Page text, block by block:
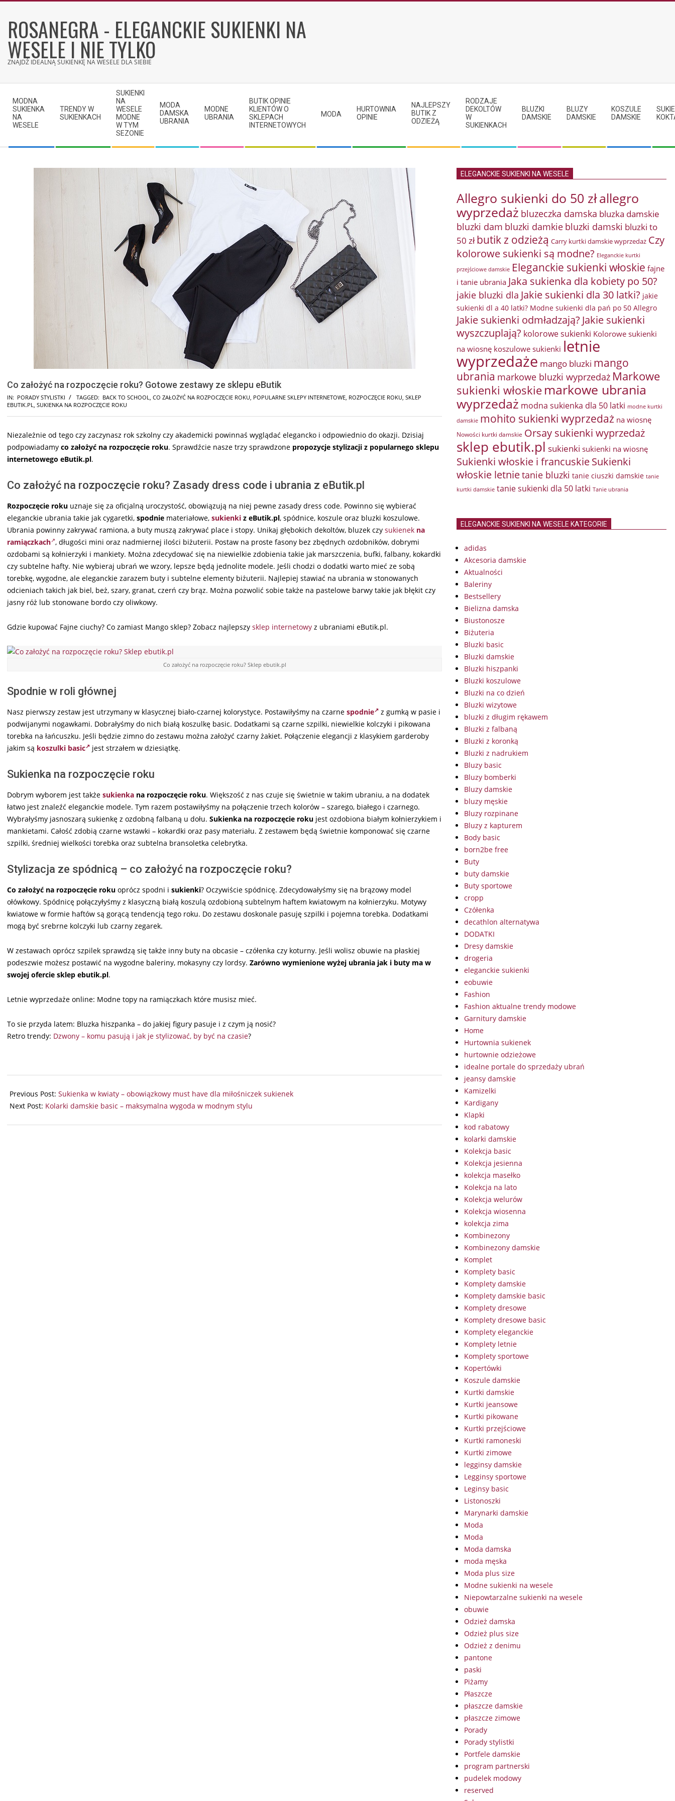
contentROSANEGRA - ELEGANCKIE SUKIENKI NA
WESELE I NIE TYLKO
ZNAJDŹ IDEALNĄ SUKIENKĘ NA WESELE DLA SIEBIE
Navigation
Menu
MODNA
SUKIENKA
NA
WESELE
TRENDY W
SUKIENKACH
SUKIENKI
NA
WESELE
MODNE
W TYM
SEZONIE
MODA
DAMSKA
UBRANIA
MODNE
UBRANIA
BUTIK OPINIE
KLIENTÓW O
SKLEPACH
INTERNETOWYCH
MODA
HURTOWNIA
OPINIE
NAJLEPSZY
BUTIK Z
ODZIEŻĄ
RODZAJE
DEKOLTÓW
W
SUKIENKACH
BLUZKI
DAMSKIE
BLUZY
DAMSKIE
KOSZULE
DAMSKIE
Co założyć na rozpoczęcie roku? Gotowe zestawy ze sklepu eButik
IN: PORADY STYLISTKI TAGGED: BACK TO SCHOOL, CO ZAŁOŻYĆ NA ROZPOCZĘCIE ROKU, POPULARNE SKLEPY INTERNETOWE, ROZPOCZĘCIE ROKU, SKLEP
EBUTIK.PL, SUKIENKA NA ROZPOCZĘCIE ROKU
Niezależnie od tego czy zaczynasz rok szkolny czy akademicki powinnaś wyglądać elegancko i odpowiednio do okazji. Dzisiaj
podpowiadamy co założyć na rozpoczęcie roku. Sprawdźcie nasze trzy sprawdzone propozycje stylizacji z popularnego sklepu
internetowego eButik.pl.
Co założyć na rozpoczęcie roku? Zasady dress code i ubrania z eButik.pl
Rozpoczęcie roku uznaje się za oficjalną uroczystość, obowiązują na niej pewne zasady dress code. Powinno się wybierać
eleganckie ubrania takie jak cygaretki, spodnie materiałowe, sukienki z eButik.pl, spódnice, koszule oraz bluzki koszulowe.
Ubrania powinny zakrywać ramiona, a buty muszą zakrywać place i stopy. Unikaj głębokich dekoltów, bluzek czy sukienek na
ramiączkach , długości mini oraz nadmiernej ilości biżuterii. Postaw na proste fasony bez zbędnych ozdobników, dobrymi
ozdobami są kołnierzyki i mankiety. Można zdecydować się na niewielkie zdobienia takie jak marszczenia, bufki, falbany, kokardki
czy subtelne hafty. Nie wybieraj ubrań we wzory, lepsze będą jednolite modele. Jeśli chodzi o dodatki warto mieć ze sobą
torebkę, wygodne, ale eleganckie zarazem buty i subtelne elementy biżuterii. Najlepiej stawiać na ubrania w stonowanych
odcieniach takich jak biel, beż, szary, granat, czerń czy brąz. Można pozwolić sobie także na pastelowe barwy takie jak błękit czy
jasny róż lub stonowane bordo czy oliwkowy.
Gdzie kupować Fajne ciuchy? Co zamiast Mango sklep? Zobacz najlepszy sklep internetowy z ubraniami eButik.pl.
Co założyć na rozpoczęcie roku? Sklep ebutik.pl
Spodnie w roli głównej
Nasz pierwszy zestaw jest utrzymany w klasycznej biało-czarnej kolorystyce. Postawiłyśmy na czarne spodnie
z gumką w pasie i
podwijanymi nogawkami. Dobrałyśmy do nich białą koszulkę basic. Dodatkami są czarne szpilki, niewielkie kolczyki i pikowana
torebka na łańcuszku. Jeśli będzie zimno do zestawu można założyć czarny żakiet. Połączenie elegancji z klasykiem garderoby
jakim są koszulki basic jest strzałem w dziesiątkę.
Sukienka na rozpoczęcie roku
Dobrym wyborem jest także sukienka na rozpoczęcie roku. Większość z nas czuje się świetnie w takim ubraniu, a na dodatek
łatwo jest znaleźć eleganckie modele. Tym razem postawiłyśmy na połączenie trzech kolorów – szarego, białego i czarnego.
Wybrałyśmy jasnoszarą sukienkę z ozdobną falbaną u dołu. Sukienka na rozpoczęcie roku jest ozdobiona białym kołnierzykiem i
mankietami. Całość zdobią czarne wstawki – kokardki oraz pasy materiału. Z zestawem będą świetnie komponować się czarne
szpilki, średniej wielkości torebka oraz subtelna bransoletka celebrytka.
Stylizacja ze spódnicą – co założyć na rozpoczęcie roku?
Co założyć na rozpoczęcie roku oprócz spodni i sukienki? Oczywiście spódnicę. Zdecydowałyśmy się na brązowy model
ołówkowy. Spódnicę połączyłyśmy z klasyczną białą koszulą ozdobioną subtelnym haftem kwiatowym na kołnierzyku. Motywy
kwiatowe w formie haftów są gorącą tendencją tego roku. Do zestawu doskonale pasuję szpilki i pojemna torebka. Dodatkami
mogą być srebrne kolczyki lub czarny zegarek.
W zestawach oprócz szpilek sprawdzą się także inny buty na obcasie – czółenka czy koturny. Jeśli wolisz obuwie na płaskiej
podeszwie możesz postawić na wygodne baleriny, mokasyny czy lordsy. Zarówno wymienione wyżej ubrania jak i buty ma w
swojej ofercie sklep ebutik.pl.
Letnie wyprzedaże online: Modne topy na ramiączkach które musisz mieć.
To sie przyda latem: Bluzka hiszpanka – do jakiej figury pasuje i z czym ją nosić?
Retro trendy: Dzwony – komu pasują i jak je stylizować, by być na czasie?
08-
23
Previous Post: Sukienka w kwiaty – obowiązkowy must have dla miłośniczek sukienek
Next Post: Kolarki damskie basic – maksymalna wygoda w modnym stylu
ELEGANCKIE SUKIENKI NA WESELE
Allegro sukienki do 50 złallegro
wyprzedaż bluzeczka damska bluzka damskie
bluzki dam bluzki damkie bluzki damski bluzki to
50 zł butik z odzieżą Carry kurtki damskie wyprzedaż Czy
kolorowe sukienki są modne? Eleganckie kurtki
przejściowe damskie Eleganckie sukienki włoskie fajne
i tanie ubrania Jaka sukienka dla kobiety po 50?
jakie bluzki dla Jakie sukienki dla 30 latki? jakie
sukienki dl a 40 latki? Modne sukienki dla pań po 50 Allegro
Jakie sukienki odmładzają? Jakie sukienki
wyszczuplają? kolorowe sukienki Kolorowe sukienki
na wiosnę koszulowe sukienki letnie
wyprzedaże mango bluzki mango
ubrania markowe bluzki wyprzedaż Markowe
sukienki włoskie markowe ubrania
wyprzedaż modna sukienka dla 50 latki modne kurtki
damskie mohito sukienki wyprzedaż na wiosnę
Nowości kurtki damskie Orsay sukienki wyprzedaż
sklep ebutik.pl sukienki sukienki na wiosnę
Sukienki włoskie i francuskieSukienki
włoskie letnietanie bluzki tanie ciuszki damskie tanie
kurtki damskie tanie sukienki dla 50 latki Tanie ubrania
ELEGANCKIE SUKIENKI NA WESELE KATEGORIE
adidas
Akcesoria damskie
Aktualności
Baleriny
Bestsellery
Bielizna damska
Biustonosze
Biżuteria
Bluzki basic
Bluzki damskie
Bluzki hiszpanki
Bluzki koszulowe
Bluzki na co dzień
Bluzki wizytowe
bluzki z długim rękawem
Bluzki z falbaną
Bluzki z koronką
Bluzki z nadrukiem
Bluzy basic
Bluzy bomberki
Bluzy damskie
bluzy męskie
Bluzy rozpinane
Bluzy z kapturem
Body basic
born2be free
Buty
buty damskie
Buty sportowe
cropp
Czółenka
decathlon alternatywa
DODATKI
Dresy damskie
drogeria
eleganckie sukienki
eobuwie
Fashion
Fashion aktualne trendy modowe
Garnitury damskie
Home
Hurtownia sukienek
hurtownie odzieżowe
idealne portale do sprzedaży ubrań
jeansy damskie
Kamizelki
Kardigany
Klapki
kod rabatowy
kolarki damskie
Kolekcja basic
Kolekcja jesienna
kolekcja masełko
Kolekcja na lato
Kolekcja welurów
Kolekcja wiosenna
kolekcja zima
Kombinezony
Kombinezony damskie
Komplet
Komplety basic
Komplety damskie
Komplety damskie basic
Komplety dresowe
Komplety dresowe basic
Komplety eleganckie
Komplety letnie
Komplety sportowe
Kopertówki
Koszule damskie
Kurtki damskie
Kurtki jeansowe
Kurtki pikowane
Kurtki przejściowe
Kurtki ramoneski
Kurtki zimowe
legginsy damskie
Legginsy sportowe
Leginsy basic
Listonoszki
Marynarki damskie
Moda
Moda
Moda damska
moda męska
Moda plus size
Modne sukienki na wesele
Niepowtarzalne sukienki na wesele
obuwie
Odzież damska
Odzież plus size
Odzież z denimu
pantone
paski
Piżamy
Płaszcze
płaszcze damskie
płaszcze zimowe
Porady
Porady stylistki
Portfele damskie
program partnerski
pudelek modowy
reserved